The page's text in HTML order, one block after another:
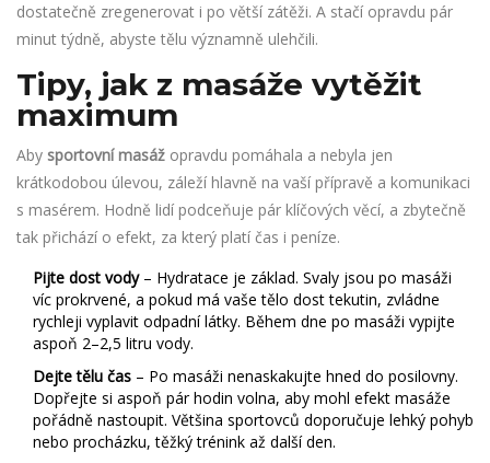
dostatečně zregenerovat i po větší zátěži. A stačí opravdu pár
minut týdně, abyste tělu významně ulehčili.
Tipy, jak z masáže vytěžit
maximum
Aby sportovní masáž opravdu pomáhala a nebyla jen
krátkodobou úlevou, záleží hlavně na vaší přípravě a komunikaci
s masérem. Hodně lidí podceňuje pár klíčových věcí, a zbytečně
tak přichází o efekt, za který platí čas i peníze.
Pijte dost vody– Hydratace je základ. Svaly jsou po masáži
víc prokrvené, a pokud má vaše tělo dost tekutin, zvládne
rychleji vyplavit odpadní látky. Během dne po masáži vypijte
aspoň 2–2,5 litru vody.
Dejte tělu čas – Po masáži nenaskakujte hned do posilovny.
Dopřejte si aspoň pár hodin volna, aby mohl efekt masáže
pořádně nastoupit. Většina sportovců doporučuje lehký pohyb
nebo procházku, těžký trénink až další den.